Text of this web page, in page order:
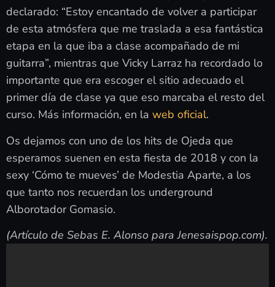
declarado: “Estoy encantado de volver a participar
de esta atmósfera que me traslada a esa fantástica
etapa en la que iba a clase acompañado de mi
guitarra”, mientras que Vicky Larraz ha recordado lo
importante que era escoger el sitio adecuado el
primer día de clase ya que eso marcaba el resto del
curso. Más información, en la web oficial.
Os dejamos con uno de los hits de Ojeda que
esperamos suenen en esta fiesta de 2018 y con la
sexy ‘Cómo te mueves’ de Modestia Aparte, a los
que tanto nos recuerdan los underground
Alborotador Gomasio.
(Artículo de Sebas E. Alonso para Jenesaispop.com).